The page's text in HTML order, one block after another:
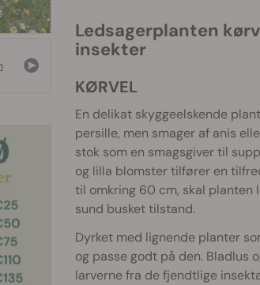
Ledsagerplanten
insekter
KØRVEL
En delikat skyggeelskende
persille, men smager af anis
stok som en smagsgiver til
og lilla blomster tilfører en
til omkring 60 cm, skal planten
sund busket tilstand.
Dyrket med lignende planter
og passe godt på den. Bladlus
larverne fra de fjendtlige